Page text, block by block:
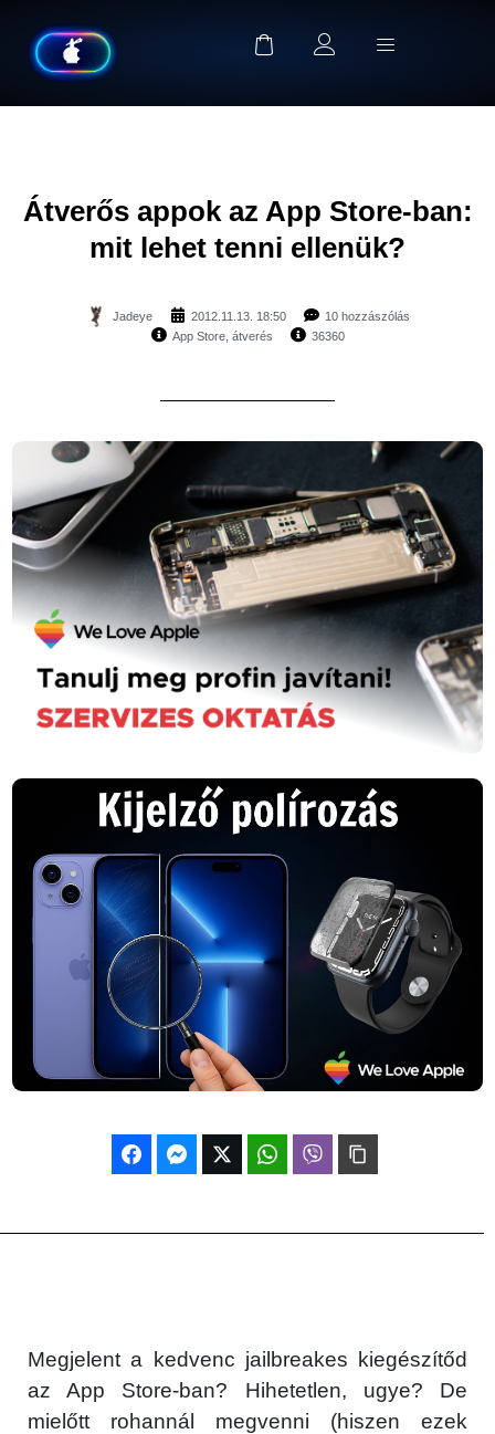
Átverős appok az App Store-ban:
mit lehet tenni ellenük?
Jadeye 2012.11.13. 18:50
10 hozzászólás
App Store, átverés 36360
Megjelent a kedvenc jailbreakes kiegészítőd
az App Store-ban? Hihetetlen, ugye? De
mielőtt rohannál megvenni (hiszen ezek